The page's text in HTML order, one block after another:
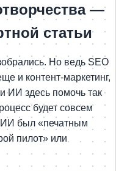
—
статьи
Но ведь SEO
и контент-маркетинг,
ИИ здесь помочь так
будет совсем
ИИ был «печатным
пилот» или